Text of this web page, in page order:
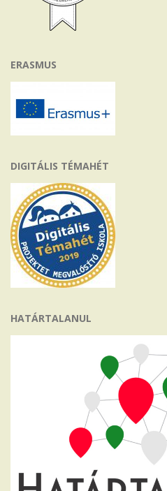
ERASMUS
DIGITÁLIS TÉMAHÉT
HATÁRTALANUL